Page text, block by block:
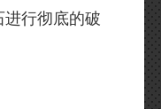
行彻底的破